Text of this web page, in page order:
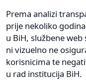
Prema analizi
prije nekoliko
u BiH, službene
ni vizuelno ne
korisnicima te
u rad institucija BiH.